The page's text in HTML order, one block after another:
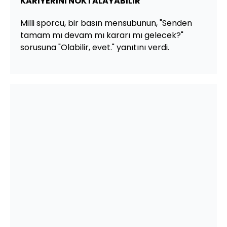
Milli sporcu, bir basın mensubunun, "Senden
tamam mı devam mı kararı mı gelecek?"
sorusuna "Olabilir, evet." yanıtını verdi.